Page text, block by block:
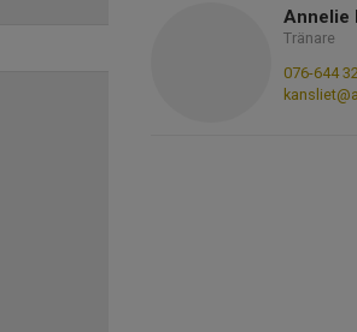
Annelie
Tränare
076-644